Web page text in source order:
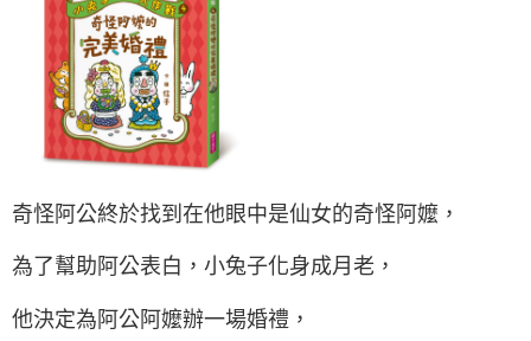
奇怪阿公終於找到在他眼中是仙女的奇怪阿嬤，
為了幫助阿公表白，小兔子化身成月老，
他決定為阿公阿嬤辦一場婚禮，